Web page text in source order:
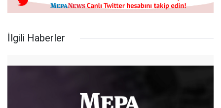
İlgili Haberler